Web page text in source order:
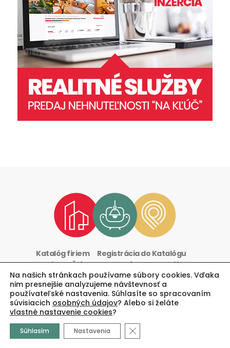
Katalóg firiem
Registrácia do Katalógu
Marketing & Články
Magazín
Partneri blogu
Redakcia
oByvani.blog
Na našich stránkach používame súbory cookies. Vďaka
nim presnejšie analyzujeme návštevnosť a
používateľské nastavenia. Súhlasíte so spracovaním
súvisiacich osobných údajov? Alebo si želáte
vlastné nastavenie cookies?
Súhlasím Nastavenia Close GDPR Cookie